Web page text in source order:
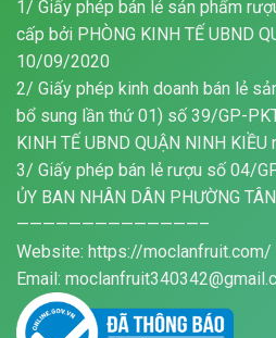
1/ Giấy phép bán lẻ sản phẩm
cấp bởi PHÒNG KINH TẾ UBND
10/09/2020
2/ Giấy phép kinh doanh bán lẻ
bổ sung lần thứ 01) số 39/GP-
KINH TẾ UBND QUẬN NINH
3/ Giấy phép bán lẻ rượu số 04/
ỦY BAN NHÂN DÂN PHƯỜNG
——————————————–
Website: https://moclanfruit.com/
Email: